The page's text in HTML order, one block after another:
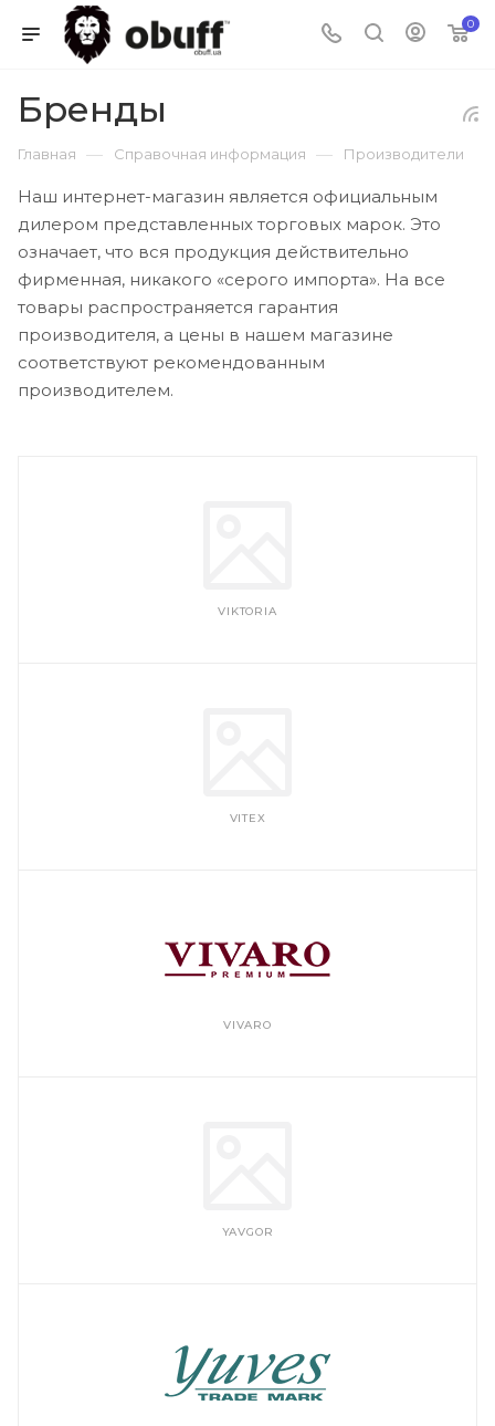
0
Бренды
Главная — Справочная информация — Производители
Наш интернет-магазин является официальным
дилером представленных торговых марок. Это
означает, что вся продукция действительно
фирменная, никакого «серого импорта». На все
товары распространяется гарантия
производителя, а цены в нашем магазине
соответствуют рекомендованным
производителем.
VIKTORIA
VITEX
VIVARO
YAVGOR